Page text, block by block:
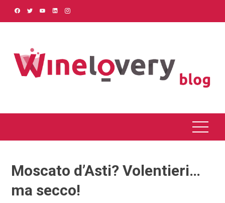
Moscato d’Asti? Volentieri…
ma secco!